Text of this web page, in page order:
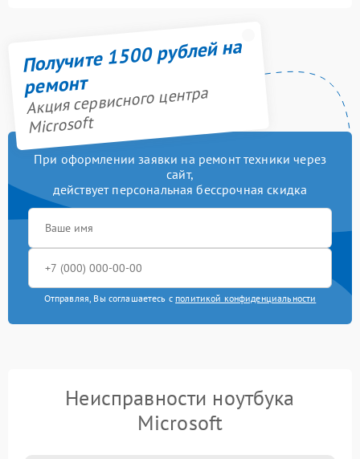
Получите 1500 рублей на
ремонт
Акция сервисного центра
Microsoft
При оформлении заявки на ремонт техники через
сайт,
действует персональная бессрочная скидка
Отправляя, Вы соглашаетесь с политикой конфиденциальности
Неисправности ноутбука
Microsoft